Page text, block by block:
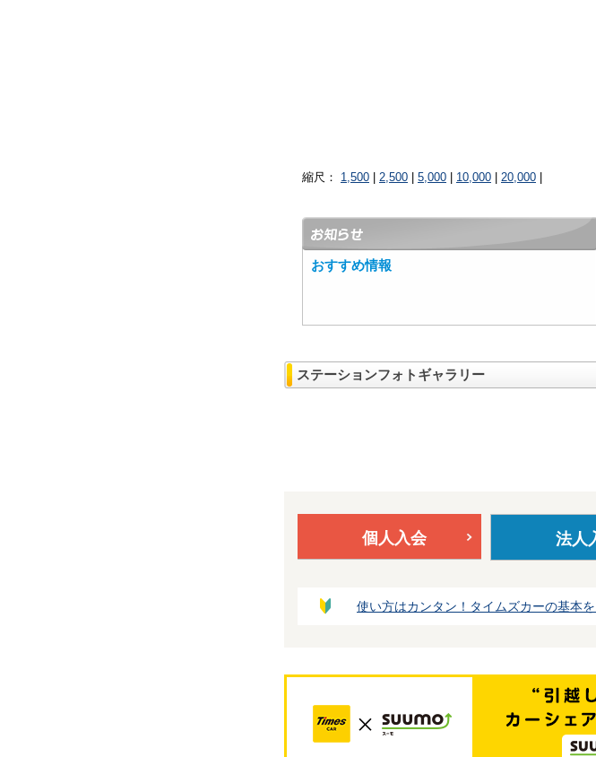
縮尺： 1,500 2,500 5,000 10,000 20,000
おすすめ情報
ステーションフォトギャラリー
個人入会 法人
使い方はカンタン！タイムズカーの基本